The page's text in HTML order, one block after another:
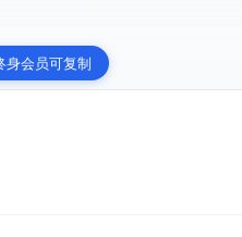
身会员可复制